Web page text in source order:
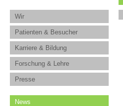
Wir
Patienten & Besucher
Karriere & Bildung
Forschung & Lehre
Presse
News